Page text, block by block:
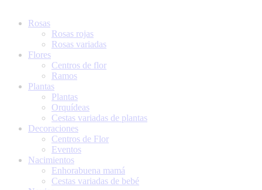
contenido
Rosas
Rosas rojas
Rosas variadas
Flores
Centros de flor
Ramos
Plantas
Plantas
Orquídeas
Cestas variadas de plantas
Decoraciones
Centros de Flor
Eventos
Nacimientos
Enhorabuena mamá
Cestas variadas de bebé